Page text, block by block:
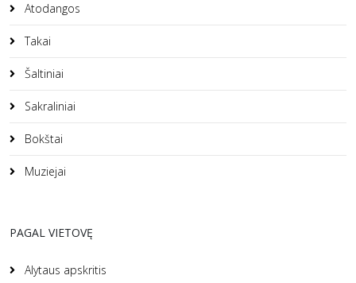
Atodangos
Takai
Šaltiniai
Sakraliniai
Bokštai
Muziejai
PAGAL VIETOVĘ
Alytaus apskritis